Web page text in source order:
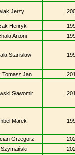
Jerzy
Henryk
Antoni
Stanisław
Tomasz Jan
Sławomir
Marek
Grzegorz
Szymański